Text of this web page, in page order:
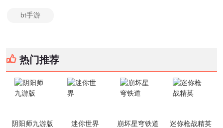
bt手游
热门推荐
阴阳师九游版 迷你世界 崩坏星穹铁道 迷你枪战精英